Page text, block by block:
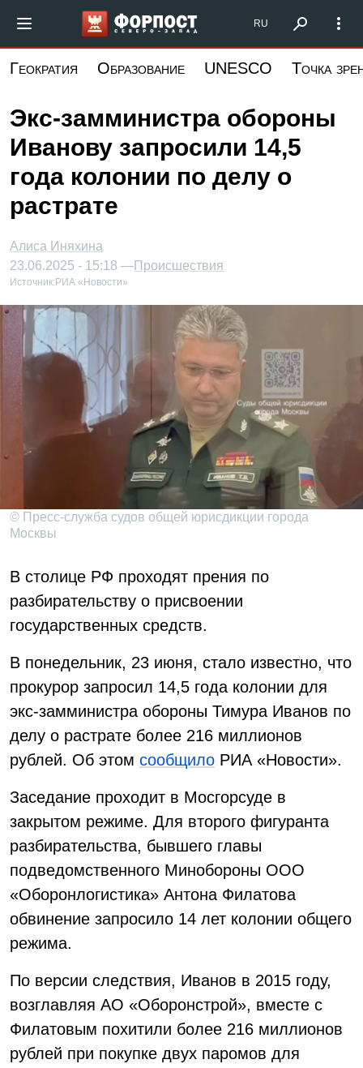
основному
Форпост Северо-Запад
RU
Геократия Образование UNESCO Точка
Экс-замминистра обороны
Иванову запросили 14,5
года колонии по делу о
растрате
Алиса Иняхина
23.06.2025 - 15:18 —Происшествия
Источник: РИА «Новости»
© Пресс-служба судов общей юрисдикции города
Москвы
В столице РФ проходят прения по
разбирательству о присвоении
государственных средств.
В понедельник, 23 июня, стало известно, что
прокурор запросил 14,5 года колонии для
экс-замминистра обороны Тимура Иванов по
делу о растрате более 216 миллионов
рублей. Об этом сообщило РИА «Новости».
Заседание проходит в Мосгорсуде в
закрытом режиме. Для второго фигуранта
разбирательства, бывшего главы
подведомственного Минобороны ООО
«Оборонлогистика» Антона Филатова
обвинение запросило 14 лет колонии общего
режима.
По версии следствия, Иванов в 2015 году,
возглавляя АО «Оборонстрой», вместе с
Филатовым похитили более 216 миллионов
рублей при покупке двух паромов для